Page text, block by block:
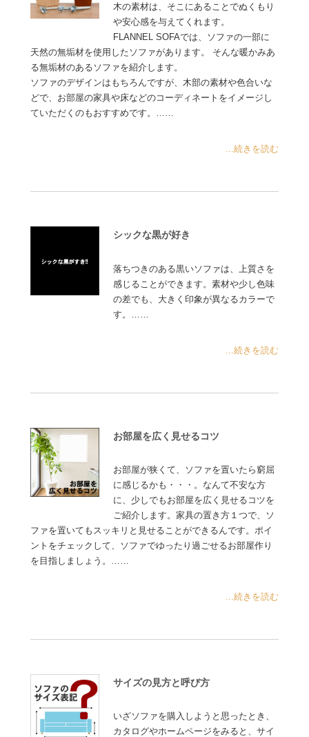
木の素材は、そこにあることでぬくもり
や安心感を与えてくれます。
FLANNEL SOFAでは、ソファの一部に
天然の無垢材を使用したソファがあります。 そんな暖かみあ
る無垢材のあるソファを紹介します。
ソファのデザインはもちろんですが、木部の素材や色合いな
どで、お部屋の家具や床などのコーディネートをイメージし
ていただくのもおすすめです。……
...続きを読む
シックな黒が好き
落ちつきのある黒いソファは、上質さを
感じることができます。素材や少し色味
の差でも、大きく印象が異なるカラーで
す。……
...続きを読む
お部屋を広く見せるコツ
お部屋が狭くて、ソファを置いたら窮屈
に感じるかも・・・。なんて不安な方
に、少しでもお部屋を広く見せるコツを
ご紹介します。家具の置き方１つで、ソ
ファを置いてもスッキリと見せることができるんです。ポイ
ントをチェックして、ソファでゆったり過ごせるお部屋作り
を目指しましょう。……
...続きを読む
サイズの見方と呼び方
いざソファを購入しようと思ったとき、
カタログやホームページをみると、サイ